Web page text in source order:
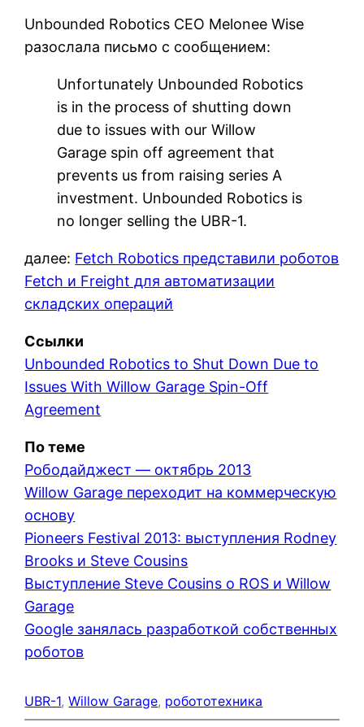
Unbounded Robotics CEO Melonee Wise
разослала письмо с сообщением:
Unfortunately Unbounded Robotics
is in the process of shutting down
due to issues with our Willow
Garage spin off agreement that
prevents us from raising series A
investment. Unbounded Robotics is
no longer selling the UBR-1.
далее: Fetch Robotics представили роботов
Fetch и Freight для автоматизации
складских операций
Ссылки
Unbounded Robotics to Shut Down Due to
Issues With Willow Garage Spin-Off
Agreement
По теме
Рободайджест — октябрь 2013
Willow Garage переходит на коммерческую
основу
Pioneers Festival 2013: выступления Rodney
Brooks и Steve Cousins
Выступление Steve Cousins о ROS и Willow
Garage
Google занялась разработкой собственных
роботов
UBR-1, Willow Garage, робототехника